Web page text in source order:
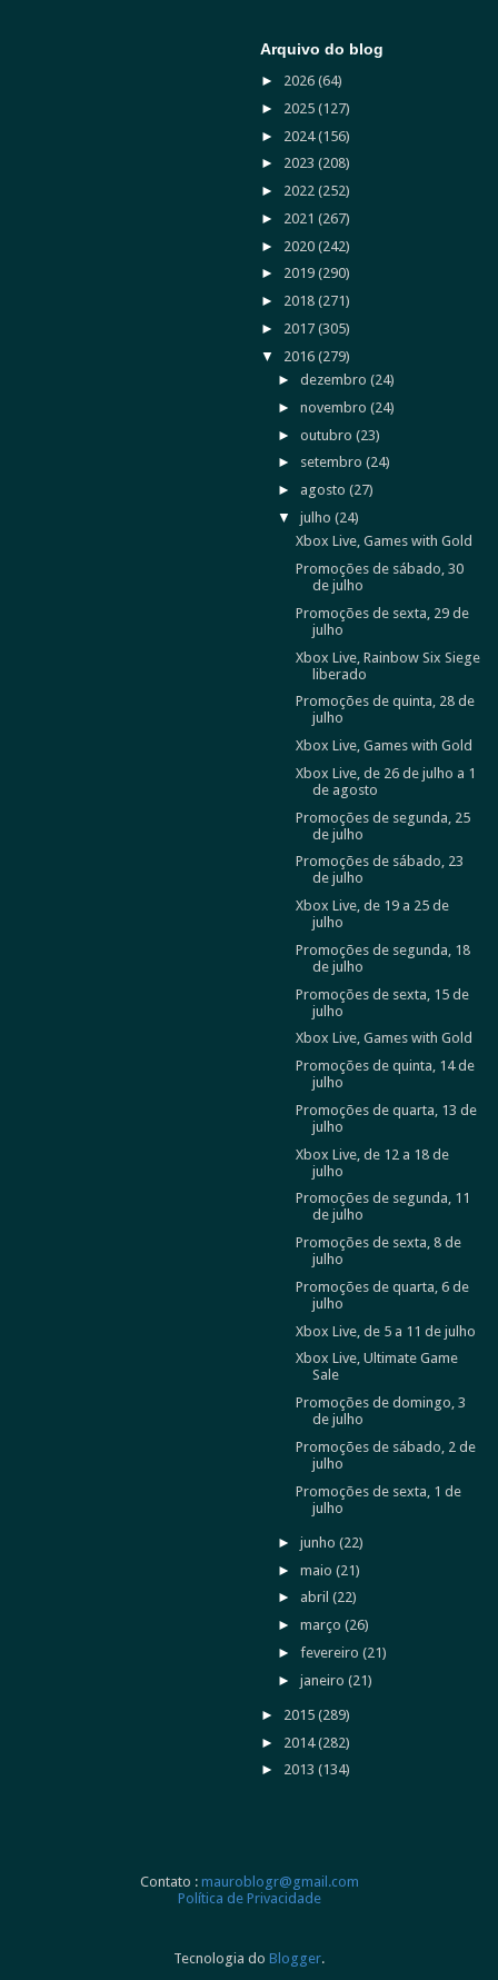
Arquivo do blog
► 2026 (64)
► 2025 (127)
► 2024(156)
► 2023 (208)
► 2022 (252)
► 2021 (267)
► 2020 (242)
► 2019 (290)
► 2018 (271)
► 2017 (305)
▼ 2016 (279)
►dezembro(24)
►novembro(24)
►outubro(23)
► setembro(24)
► agosto(27)
▼julho(24)
Xbox Live, Games with Gold
Promoções de sábado, 30
de julho
Promoções de sexta, 29 de
julho
Xbox Live, Rainbow Six Siege
liberado
Promoções de quinta, 28 de
julho
Xbox Live, Games with Gold
Xbox Live, de 26 de julho a 1
de agosto
Promoções de segunda, 25
de julho
Promoções de sábado, 23
de julho
Xbox Live, de 19 a 25 de
julho
Promoções de segunda, 18
de julho
Promoções de sexta, 15 de
julho
Xbox Live, Games with Gold
Promoções de quinta, 14 de
julho
Promoções de quarta, 13 de
julho
Xbox Live, de 12 a 18 de
julho
Promoções de segunda, 11
de julho
Promoções de sexta, 8 de
julho
Promoções de quarta, 6 de
julho
Xbox Live, de 5 a 11 de julho
Xbox Live, Ultimate Game
Sale
Promoções de domingo, 3
de julho
Promoções de sábado, 2 de
julho
Promoções de sexta, 1 de
julho
►junho(22)
►maio(21)
► abril(22)
►março(26)
►fevereiro(21)
►janeiro(21)
► 2015 (289)
► 2014(282)
► 2013 (134)
Contato : mauroblogr@gmail.com
Política de Privacidade
Tecnologia do Blogger.